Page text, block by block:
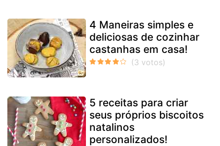
4 Maneiras simples e
deliciosas de cozinhar
castanhas em casa!
5 receitas para criar
seus próprios biscoitos
natalinos
personalizados!